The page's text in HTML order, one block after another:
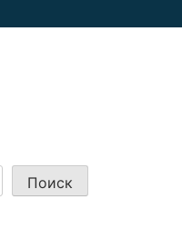
Поиск